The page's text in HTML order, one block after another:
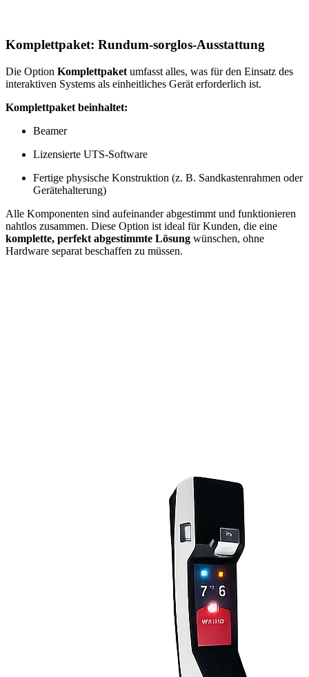
Komplettpaket: Rundum-sorglos-Ausstattung
Die Option Komplettpaket umfasst alles, was für den Einsatz des
interaktiven Systems als einheitliches Gerät erforderlich ist.
Komplettpaket beinhaltet:
Beamer
Lizensierte UTS-Software
Fertige physische Konstruktion (z. B. Sandkastenrahmen oder
Gerätehalterung)
Alle Komponenten sind aufeinander abgestimmt und funktionieren
nahtlos zusammen. Diese Option ist ideal für Kunden, die eine
komplette, perfekt abgestimmte Lösung wünschen, ohne
Hardware separat beschaffen zu müssen.